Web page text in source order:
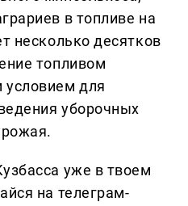
в топливе на
несколько десятков
топливом
для
уборочных
уже в твоем
на телеграм-